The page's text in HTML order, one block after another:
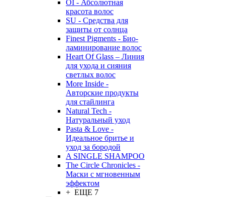
OI - Абсолютная
красота волос
SU - Средства для
защиты от солнца
Finest Pigments - Био-
ламинирование волос
Heart Of Glass – Линия
для ухода и сияния
светлых волос
More Inside -
Авторские продукты
для стайлинга
Natural Tech -
Натуральный уход
Pasta & Love -
Идеальное бритье и
уход за бородой
A SINGLE SHAMPOO
The Circle Chronicles -
Маски с мгновенным
эффектом
+ ЕЩЕ 7